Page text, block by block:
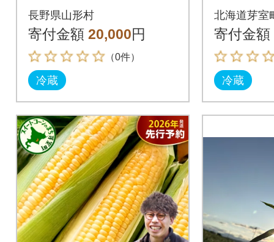
ュスイートコーン 山
形村産 2L～3Lサイズ
12本(計5kg)
長野県山形村
寄付金額 20,000円
（0件）
冷蔵
ッシュ
010c-26
北海道芽室
寄付金額
冷蔵